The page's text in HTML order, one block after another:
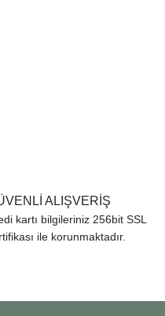
ALIŞVERİŞ
kartı bilgileriniz 256bit SSL
ile korunmaktadır.